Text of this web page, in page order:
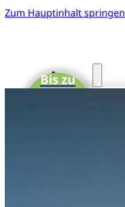
Zum Hauptinhalt springen
Start
Bis zu
15 CME-